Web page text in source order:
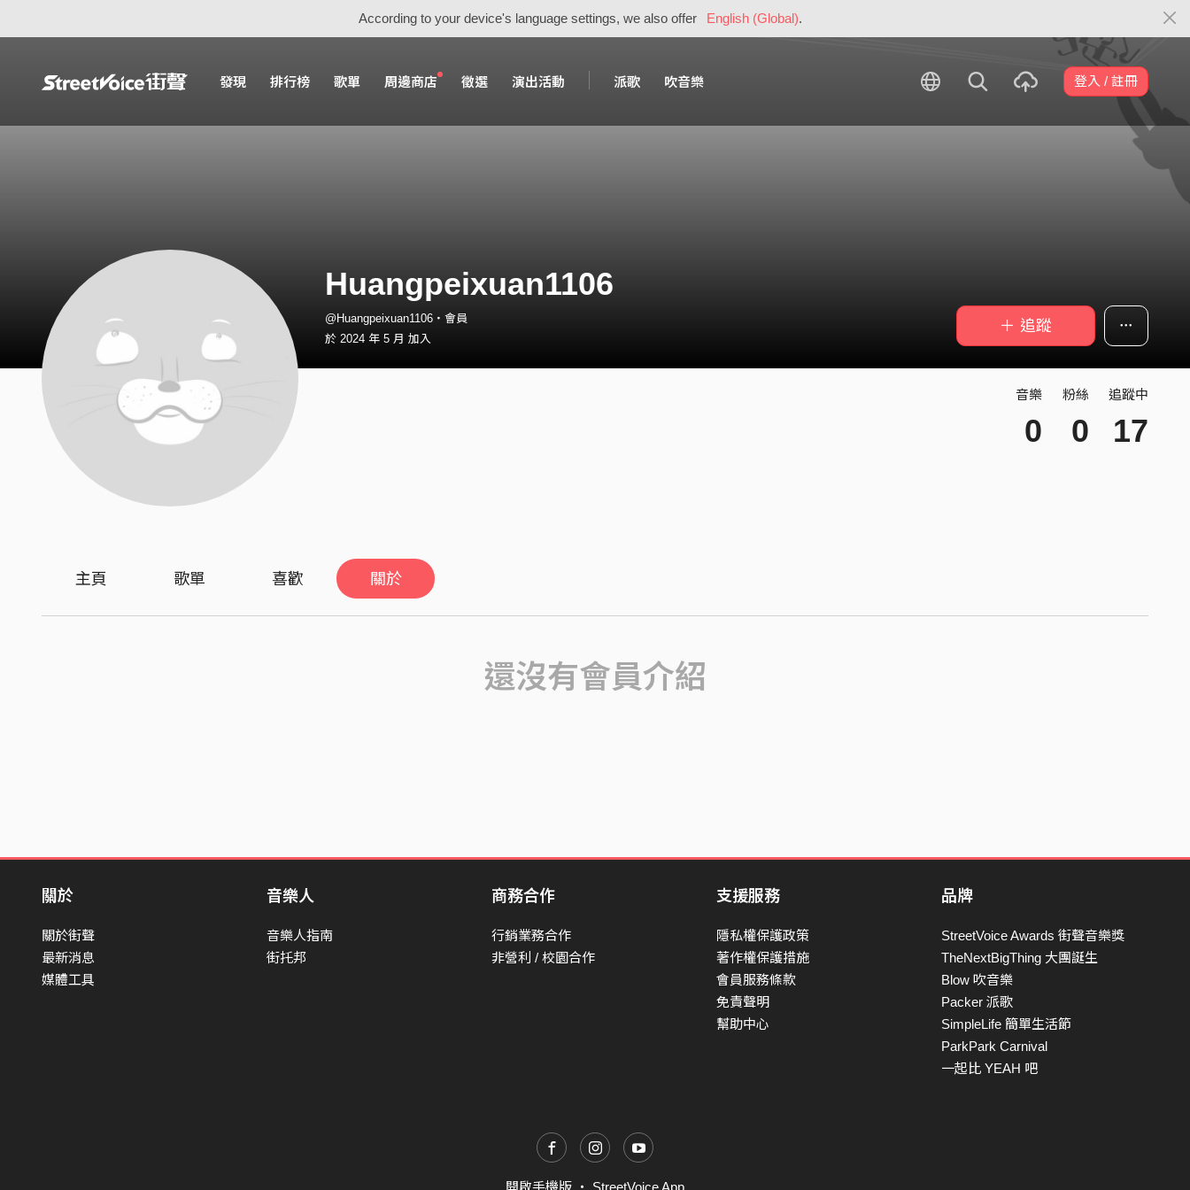
According to your device's language settings, we also offer English (Global).
發現 排行榜 歌單 周邊商店 徵選 演出活動 派歌 吹音樂 登入 / 註冊
Huangpeixuan1106
@Huangpeixuan1106・會員
於 2024 年 5 月 加入
＋ 追蹤
音樂
0
粉絲
0
追蹤中
17
主頁 歌單 喜歡 關於
還沒有會員介紹
關於
關於街聲
最新消息
媒體工具
音樂人
音樂人指南
街托邦
商務合作
行銷業務合作
非營利 / 校園合作
支援服務
隱私權保護政策
著作權保護措施
會員服務條款
免責聲明
幫助中心
品牌
StreetVoice Awards 街聲音樂獎
TheNextBigThing 大團誕生
Blow 吹音樂
Packer 派歌
SimpleLife 簡單生活節
ParkPark Carnival
一起比 YEAH 吧
開啟手機版 ・ StreetVoice App